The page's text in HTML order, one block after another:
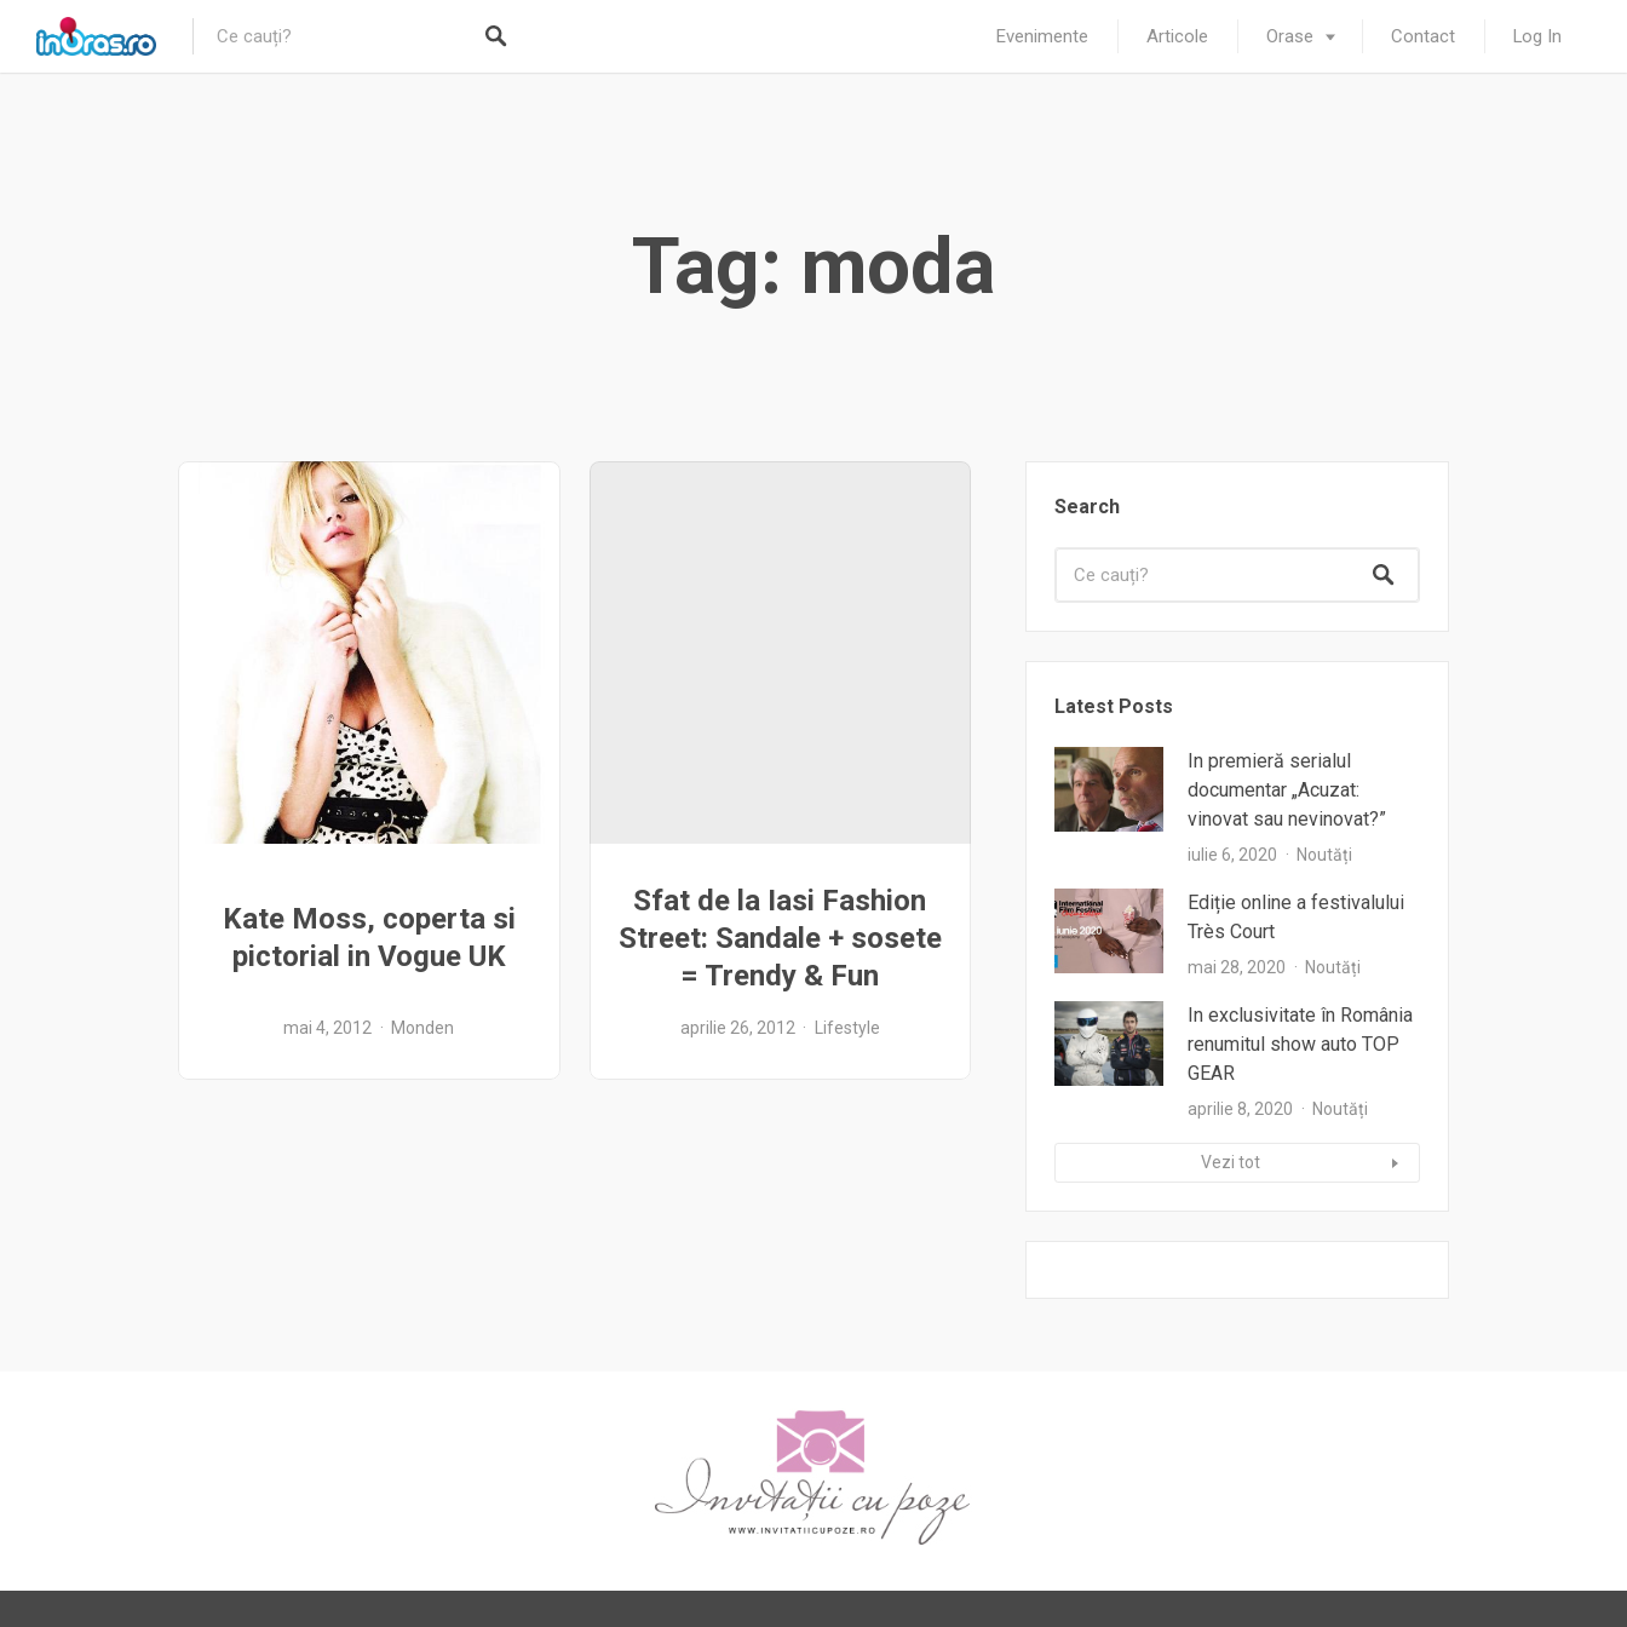
Evenimente Articole Orase Contact Log In
Tag: moda
Kate Moss, coperta si
pictorial in Vogue UK
mai 4, 2012 Monden
Sfat de la Iasi Fashion
Street: Sandale + sosete
= Trendy & Fun
aprilie 26, 2012 Lifestyle
Search
Latest Posts
In premieră serialul
documentar „Acuzat:
vinovat sau nevinovat?”
iulie 6, 2020 Noutăți
Ediție online a festivalului
Très Court
mai 28, 2020 Noutăți
In exclusivitate în România
renumitul show auto TOP
GEAR
aprilie 8, 2020 Noutăți
Vezi tot